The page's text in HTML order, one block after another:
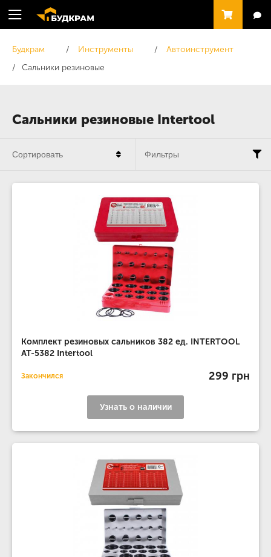
Сальники резиновые Intertool
Будкрам Инструменты
Автоинструмент
Сальники резиновые
Комплект резиновых сальников 382 ед. INTERTOOL
AT-5382 Intertool
Закончился 299 грн
Узнать о наличии
Сортировать Фильтры